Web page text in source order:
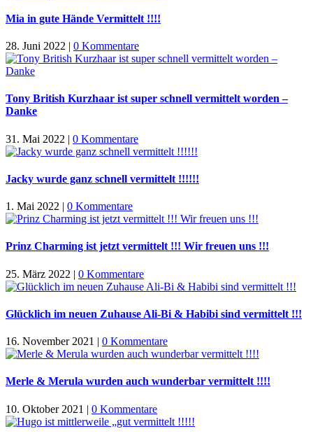
Mia in gute Hände Vermittelt !!!!
28. Juni 2022 | 0 Kommentare
Tony British Kurzhaar ist super schnell vermittelt worden –
Danke
31. Mai 2022 | 0 Kommentare
Jacky wurde ganz schnell vermittelt !!!!!!
1. Mai 2022 | 0 Kommentare
Prinz Charming ist jetzt vermittelt !!! Wir freuen uns !!!
25. März 2022 | 0 Kommentare
Glücklich im neuen Zuhause Ali-Bi & Habibi sind vermittelt !!!
16. November 2021 | 0 Kommentare
Merle & Merula wurden auch wunderbar vermittelt !!!!
10. Oktober 2021 | 0 Kommentare